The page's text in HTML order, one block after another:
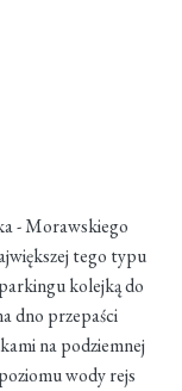
- Morawskiego
tego typu
kolejką do
dno przepaści
na podziemnej
wody rejs